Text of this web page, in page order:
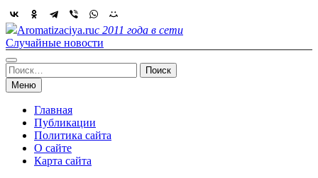
Skip
to
content
Aromatizaciya.ruс 2011 года в сети
Случайные новости
Найти:
Меню
Главная
Публикации
Политика сайта
О сайте
Карта сайта